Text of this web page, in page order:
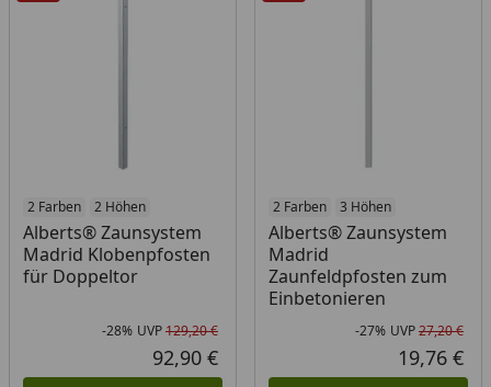
2 Farben 2 Höhen
Alberts® Zaunsystem
Madrid Klobenpfosten
für Doppeltor
Rabatt in Prozent
-28%
Ursprünglicher Preis
UVP129,20 €
Aktueller Preis
92,90 €
2 Farben 3 Höhen
Alberts® Zaunsystem
Madrid
Zaunfeldpfosten zum
Einbetonieren
-27% UVP27,20 €
19,76 €